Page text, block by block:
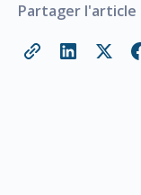
Partager l'article